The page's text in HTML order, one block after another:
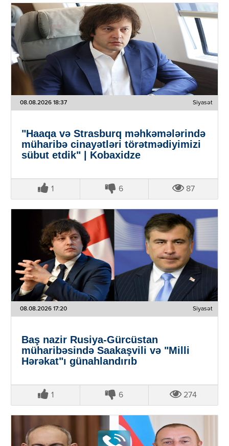
08.08.2026 18:37 Siyasət
"Haaqa və Strasburq məhkəmələrində
müharibə cinayətləri törətmədiyimizi
sübut etdik" | Kobaxidze
1 6 87
08.08.2026 17:20 Siyasət
Baş nazir Rusiya-Gürcüstan
müharibəsində Saakaşvili və "Milli
Hərəkat"ı günahlandırıb
1 6 274